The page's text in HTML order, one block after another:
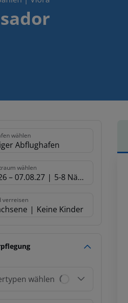
wählen
Abflughafen
wählen
– 07.08.27 5-8 Nächte
verreisen
Keine Kinder
wählen